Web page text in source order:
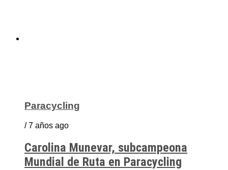
Paracycling
/ 7 años ago
Carolina Munevar, subcampeona
Mundial de Ruta en Paracycling